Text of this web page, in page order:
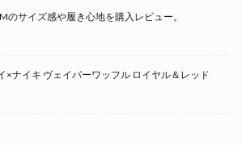
のサイズ感や履き心地を購入レビュー。
×ナイキ ヴェイパーワッフル ロイヤル＆レッド